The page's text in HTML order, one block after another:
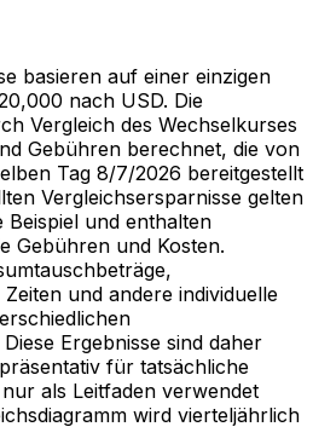
basieren auf einer einzigen
nach USD. Die
Vergleich des Wechselkurses
Gebühren berechnet, die von
Tag 8/7/2026 bereitgestellt
Vergleichsersparnisse gelten
und enthalten
Gebühren und Kosten.
und andere individuelle
Ergebnisse sind daher
für tatsächliche
als Leitfaden verwendet
wird vierteljährlich